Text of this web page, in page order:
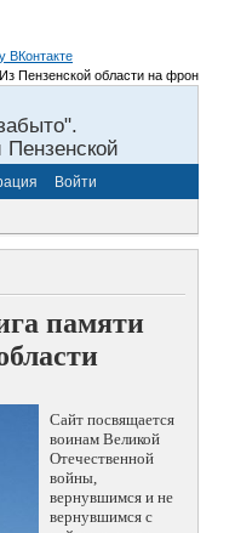
Пензенской области на фронты
Пензенской
Войти
памяти
Сайт посвящается
воинам Великой
Отечественной
войны,
вернувшимся и не
вернувшимся с